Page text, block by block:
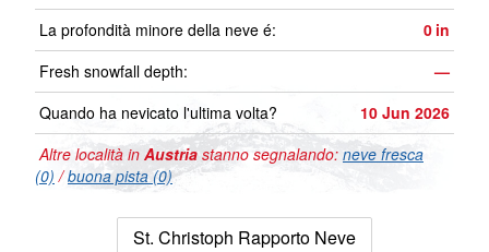
La profondità minore della neve é:
0 in
Fresh snowfall depth:
—
Quando ha nevicato l'ultima volta?
10 Jun 2026
Altre località in Austria stanno segnalando: neve fresca
(0) /buona pista (0)
St. Christoph Rapporto Neve